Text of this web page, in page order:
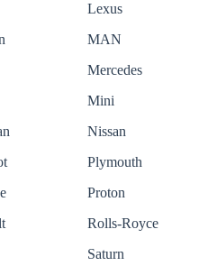
Lexus
MAN
Mercedes
Mini
Nissan
Plymouth
Proton
Rolls-Royce
Saturn